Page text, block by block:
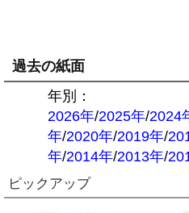
過去の紙面
年別：
2026年/2025年/2024
年/2020年/2019年/
年/2014年/2013年/
ピックアップ